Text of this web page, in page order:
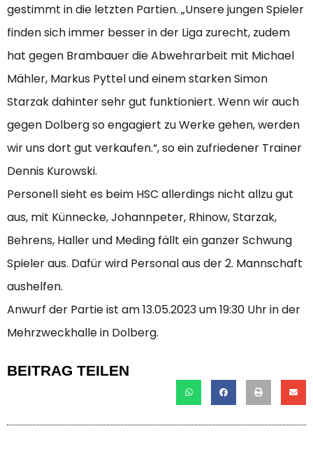
gestimmt in die letzten Partien. „Unsere jungen Spieler
finden sich immer besser in der Liga zurecht, zudem
hat gegen Brambauer die Abwehrarbeit mit Michael
Mähler, Markus Pyttel und einem starken Simon
Starzak dahinter sehr gut funktioniert. Wenn wir auch
gegen Dolberg so engagiert zu Werke gehen, werden
wir uns dort gut verkaufen.“, so ein zufriedener Trainer
Dennis Kurowski.
Personell sieht es beim HSC allerdings nicht allzu gut
aus, mit Künnecke, Johannpeter, Rhinow, Starzak,
Behrens, Haller und Meding fällt ein ganzer Schwung
Spieler aus. Dafür wird Personal aus der 2. Mannschaft
aushelfen.
Anwurf der Partie ist am 13.05.2023 um 19:30 Uhr in der
Mehrzweckhalle in Dolberg.
BEITRAG TEILEN